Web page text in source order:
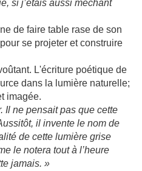
si j’étais aussi méchant
de faire table rase de son
se projeter et construire
L'écriture poétique de
dans la lumière naturelle;
imagée.
Il ne pensait pas que cette
il invente le nom de
de cette lumière grise
le notera tout à l’heure
jamais. »